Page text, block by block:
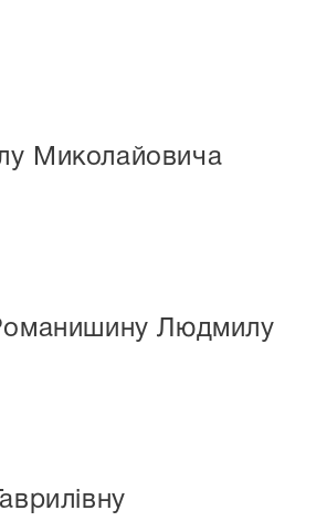
Миколайовича
Людмилу